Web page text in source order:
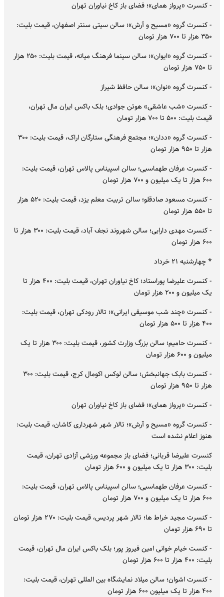
- کنسرت «پرواز همای»؛ فضای باز کاخ نیاوران تهران
- کنسرت گروه «مسیح و آرش»؛ سالن سیتی سنتر اصفهان، قیمت بلیت:
۳۵۰ هزار تا ۷۰۰ هزار تومان
- کنسرت گروه «ایوان»؛ سالن سینما فرهنگ میانه، قیمت بلیت: ۲۵۰ هزار
تا ۷۵۰ هزار تومان
- کنسرت گروه «نوان»؛ سالن حافظ شیراز
- کنسرت «شب عاشقی» هوتن جوادی؛ بلک باکس ایران مال تهران،
قیمت بلیت: ۵۰۰ تا ۷۰۰ هزار تومان
- کنسرت گروه «ددان»؛ مجتمع فرهنگی ستارگان اراک، قیمت بلیت: ۳۰۰
هزار تا ۹۵۰ هزار تومان
- کنسرت عرفان طهماسبی؛ سالن اسپیناس پالاس تهران، قیمت بلیت:
۶۰۰ هزار تا یک میلیون و ۷۰۰ هزار تومان
- کنسرت مسعود صادقلو؛ سالن تربیت معلم یزد، قیمت بلیت: ۵۲۰ هزار
تا ۵۵۰ هزار تومان
- کنسرت مهدی دارابی؛ سالن شهروند نجف آباد، قیمت بلیت: ۳۰۰ هزار تا
۶۰۰ هزار تومان
* چهارشنبه ۲۱ خرداد
- کنسرت علیرضا پوراستاد؛ کاخ نیاوران تهران، قیمت بلیت: ۴۰۰ هزار تا
یک میلیون و ۲۰۰ هزار تومان
- کنسرت «چند شب موسیقی ایرانی»؛ تالار رودکی تهران، قیمت بلیت:
۴۰۰ هزار تا ۵۰۰ هزار تومان
- کنسرت حامیم؛ سالن بزرگ وزارت کشور، قیمت بلیت: ۳۰۰ هزار تا یک
میلیون و ۶۰۰ هزار تومان
- کنسرت بابک جهانبخش؛ سالن لوکس اکومال کرج، قیمت بلیت: ۳۰۰
هزار تا ۹۵۰ هزار تومان
- کنسرت «پرواز همای»؛ فضای باز کاخ نیاوران تهران
- کنسرت گروه «مسیح و آرش»؛ تالار شهر شهرداری کاشان، قیمت بلیت:
هنوز اعلام نشده است
کنسرت علیرضا قربانی؛ فضای باز مجموعه ورزشی آزادی تهران، قیمت
بلیت: ۳۰۰ هزار تا یک میلیون و ۶۰۰ هزار تومان
- کنسرت عرفان طهماسبی؛ سالن اسپیناس پالاس تهران، قیمت بلیت:
۶۰۰ هزار تا یک میلیون و ۷۰۰ هزار تومان
- کنسرت مجید خراط ها؛ تالار شهر پردیس، قیمت بلیت: ۲۷۰ هزار تومان
تا ۶۹۰ هزار تومان
- کنست خیام خوانی امین فیروز پور؛ بلک باکس ایران مال تهران، قیمت
بلیت: ۴۰۰ هزار تا ۶۰۰ هزار تومان
- کنسرت اشوان؛ سالن میلاد نمایشگاه بین المللی تهران، قیمت بلیت:
۴۰۰ هزار تا یک میلیون ۶۰۰ هزار تومان